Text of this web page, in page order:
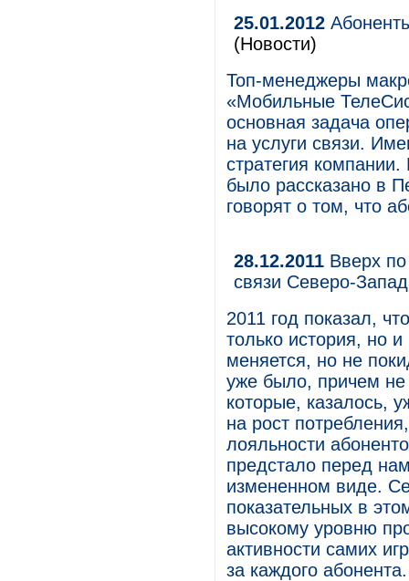
25.01.2012
(Новости)
Топ-менеджеры
«Мобильные
основная задача
на услуги связи.
стратегия
было рассказано в
говорят о том, что
28.12.2011 Вверх
связи Северо-
2011 год показал,
только история, но
меняется, но не
уже было, причем
которые, казалось,
на рост
лояльности
предстало перед
измененном виде.
показательных в
высокому уровню
активности самих
за каждого абонента.